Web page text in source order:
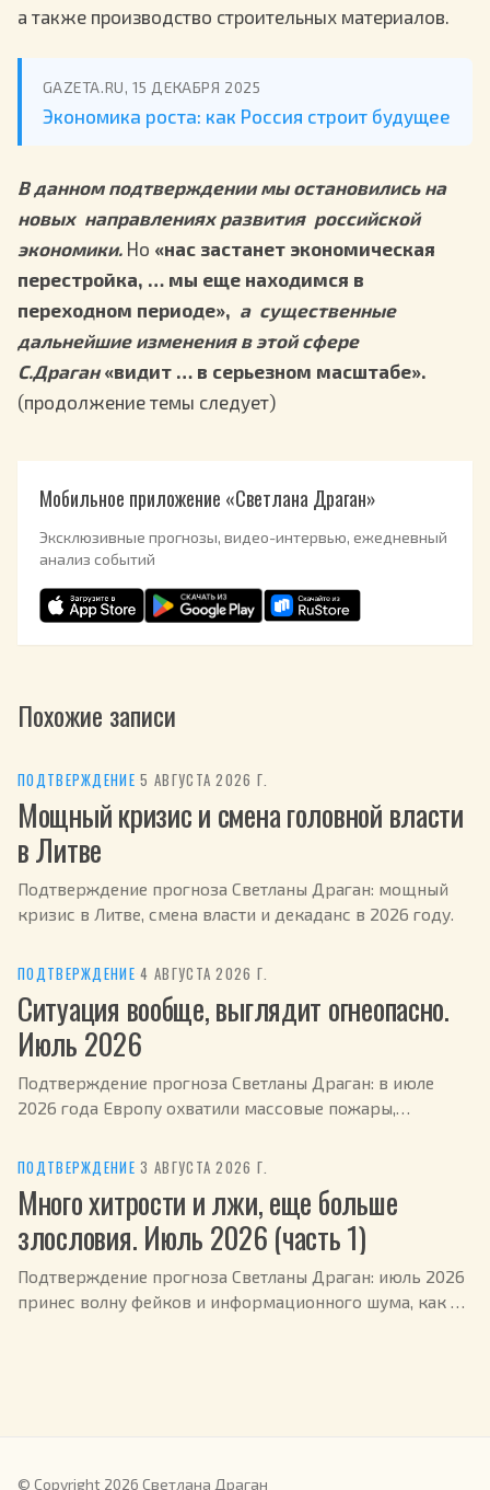
а также производство строительных материалов.
GAZETA.RU, 15 ДЕКАБРЯ 2025
Экономика роста: как Россия строит будущее
В данном подтверждении мы остановились на
новых направлениях развития российской
экономики. Но «нас застанет экономическая
перестройка, … мы еще находимся в
переходном периоде», а существенные
дальнейшие изменения в этой сфере
С.Драган«видит … в серьезном масштабе».
(продолжение темы следует)
Мобильное приложение «Светлана Драган»
Эксклюзивные прогнозы, видео-интервью, ежедневный
анализ событий
Похожие записи
ПОДТВЕРЖДЕНИЕ ·5 АВГУСТА 2026 Г.
Мощный кризис и смена головной власти
в Литве
Подтверждение прогноза Светланы Драган: мощный
кризис в Литве, смена власти и декаданс в 2026 году.
ПОДТВЕРЖДЕНИЕ ·4 АВГУСТА 2026 Г.
Ситуация вообще, выглядит огнеопасно.
Июль 2026
Подтверждение прогноза Светланы Драган: в июле
2026 года Европу охватили массовые пожары,
ПОДТВЕРЖДЕНИЕ ·3 АВГУСТА 2026 Г.
Много хитрости и лжи, еще больше
злословия. Июль 2026 (часть 1)
Подтверждение прогноза Светланы Драган: июль 2026
принес волну фейков и информационного шума, как и
© Copyright 2026 Светлана Драган